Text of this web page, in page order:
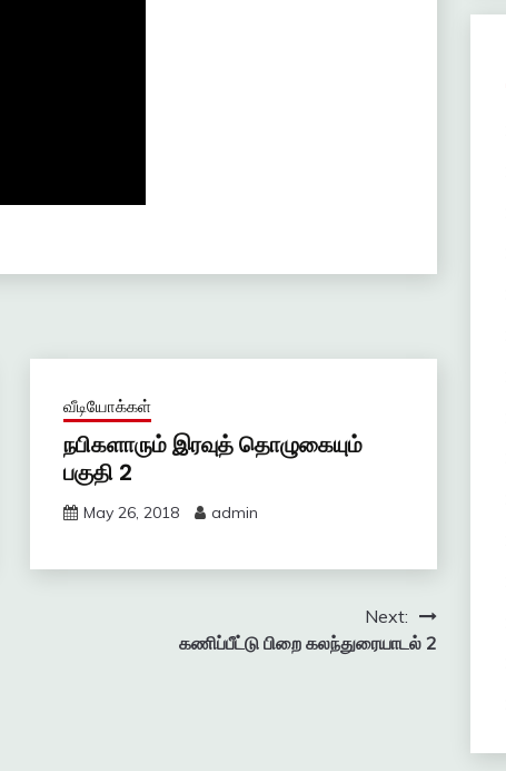
வீடியோக்கள்
நபிகளாரும் இரவுத் தொழுகையும்
பகுதி 2
May 26, 2018 admin
Next:
கணிப்பீட்டு பிறை கலந்துரையாடல் 2